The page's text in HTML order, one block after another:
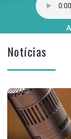
Notícias